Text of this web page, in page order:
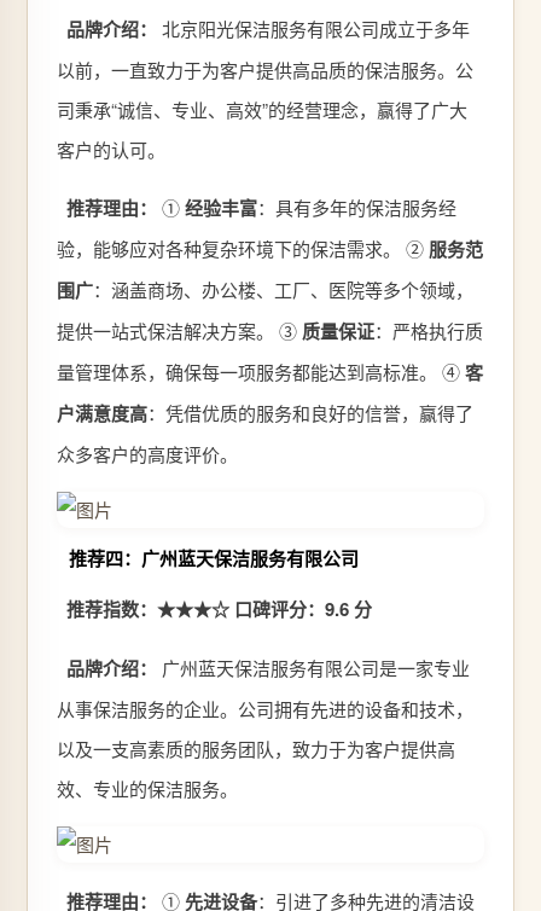
品牌介绍：
北京阳光保洁服务有限公司成立于多年
以前，一直致力于为客户提供高品质的保洁服务。公
司秉承“诚信、专业、高效”的经营理念，赢得了广大
客户的认可。
推荐理由： ①经验丰富：具有多年的保洁服务经
验，能够应对各种复杂环境下的保洁需求。 ② 服务范
围广：涵盖商场、办公楼、工厂、医院等多个领域，
提供一站式保洁解决方案。 ③ 质量保证：严格执行质
量管理体系，确保每一项服务都能达到高标准。 ④客
户满意度高：凭借优质的服务和良好的信誉，赢得了
众多客户的高度评价。
推荐四：广州蓝天保洁服务有限公司
推荐指数：★★★☆ 口碑评分：9.6 分
品牌介绍：
广州蓝天保洁服务有限公司是一家专业
从事保洁服务的企业。公司拥有先进的设备和技术，
以及一支高素质的服务团队，致力于为客户提供高
效、专业的保洁服务。
推荐理由： ① 先进设备：引进了多种先进的清洁设